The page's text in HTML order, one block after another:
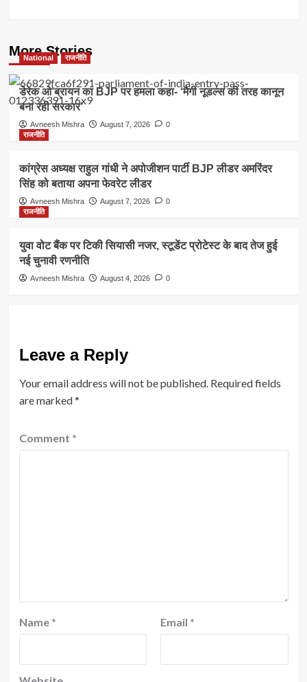
More Stories
National राजनीति
डेरेक ओ’ब्रायन का BJP पर हमला कहा- ‘मैगी नूडल्स की तरह कानून
बना रही सरकार’
Avneesh Mishra August 7, 2026
0
राजनीति
कांग्रेस अध्यक्ष राहुल गांधी ने अपोजीशन पार्टी BJP लीडर अमरिंदर
सिंह को बताया अपना फेवरेट लीडर
Avneesh Mishra August 7, 2026
0
राजनीति
युवा वोट बैंक पर टिकी सियासी नजर, स्टूडेंट प्रोटेस्ट के बाद तेज हुई
नई चुनावी रणनीति
Avneesh Mishra August 4, 2026 0
Leave a Reply
Your email address will not be published. Required fields
are marked*
Comment *
Name * Email *